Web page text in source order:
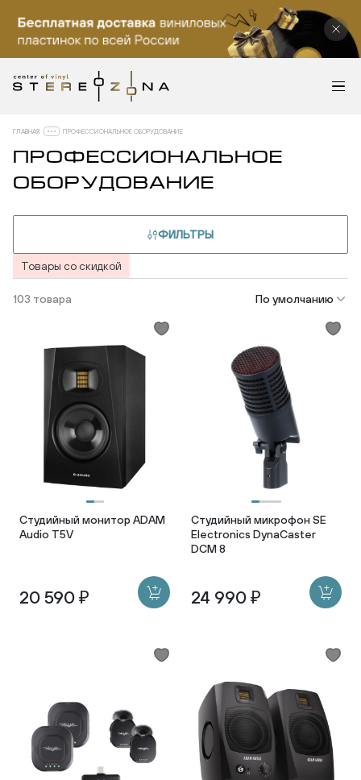
ГЛАВНАЯ ПРОФЕССИОНАЛЬНОЕ ОБОРУДОВАНИЕ
ПРОФЕССИОНАЛЬНОЕ
ОБОРУДОВАНИЕ
ФИЛЬТРЫ
Товары со скидкой
103 товара По умолчанию
Студийный монитор ADAM
Audio T5V
20 590 ₽
Студийный микрофон SE
Electronics DynaCaster
DCM 8
24 990 ₽